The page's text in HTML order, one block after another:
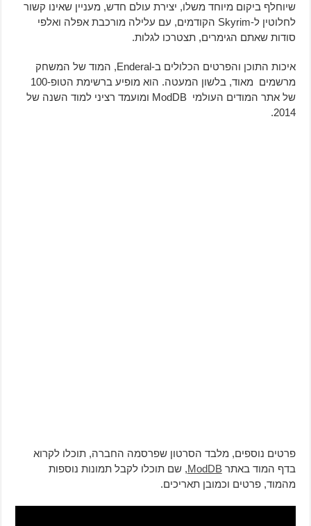
שיוחלף ביקום מיוחד משלו, יצירת עולם חדש, מעניין שאינו קשור
לחלוטין ל-Skyrim הקודמים, עם עלילה מורכבת אפלה ואלפי
סודות שאתם הגימרים, תצטרכו לגלות.
איכות התוכן
והפרטים הכלולים ב-Enderal, המוד של המשחק
מרשמים מאוד, בלשון המעטה. הוא מופיע ברשימת הטופ-100
של אתר המודים העולמי ModDB ומועמד רציני למוד השנה של
2014.
פרטים נוספים, מלבד הסרטון שפרסמה החברה, תוכלו לקרוא
בדף המוד באתר ModDB, שם תוכלו לקבל תמונות נוספות
מהמוד, פרטים וכמובן תאריכים.